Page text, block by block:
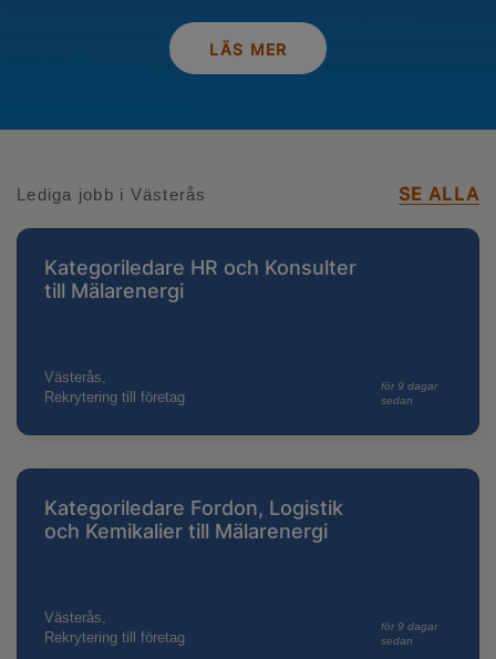
LÄS MER
Lediga jobb i Västerås SE ALLA
Kategoriledare HR och Konsulter
till Mälarenergi
Västerås,
Rekrytering till företag
för 9 dagar
sedan
Kategoriledare Fordon, Logistik
och Kemikalier till Mälarenergi
Västerås,
Rekrytering till företag
för 9 dagar
sedan